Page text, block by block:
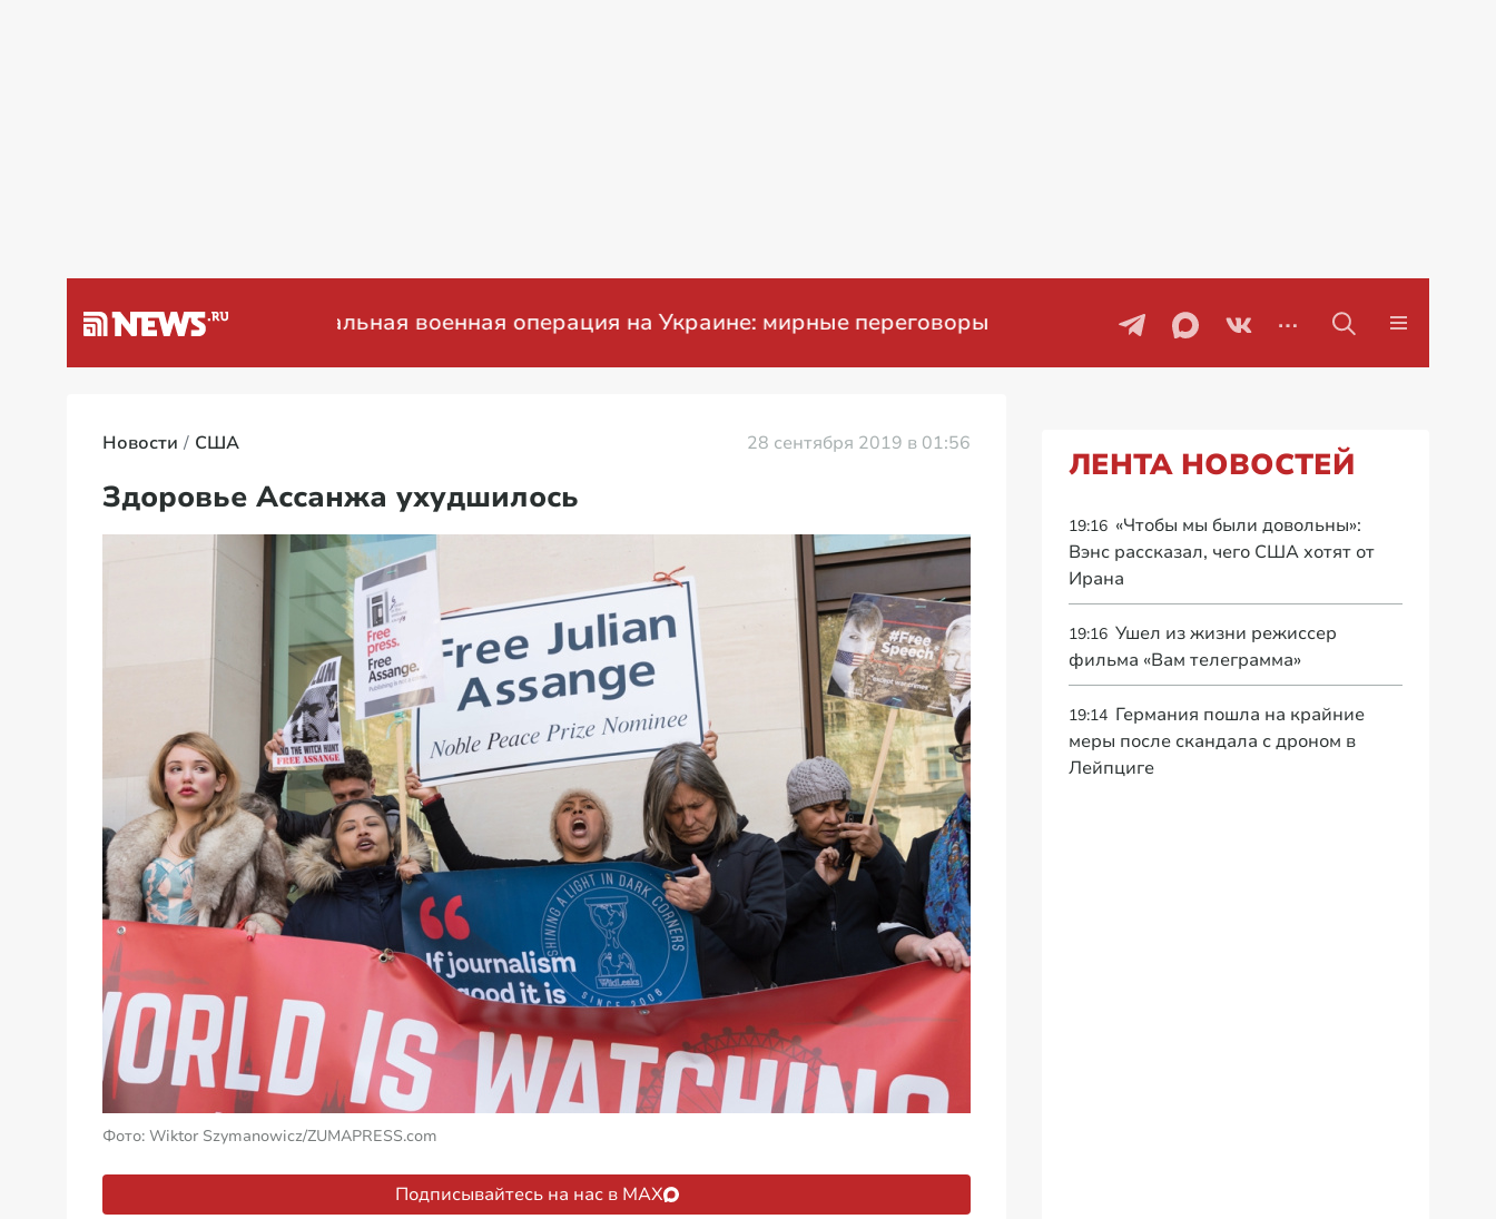
Специальная военная операция на Украине: мирные переговоры Проблемы с бензином в
Новости США 28 сентября 2019 в 01:56
Здоровье Ассанжа ухудшилось
Фото: Wiktor Szymanowicz/ZUMAPRESS.com
Подписывайтесь на нас в MAX
ЛЕНТА НОВОСТЕЙ
19:16 «Чтобы мы были довольны»:
Вэнс рассказал, чего США хотят от
Ирана
19:16 Ушел из жизни режиссер
фильма «Вам телеграмма»
19:14 Германия пошла на крайние
меры после скандала с дроном в
Лейпциге